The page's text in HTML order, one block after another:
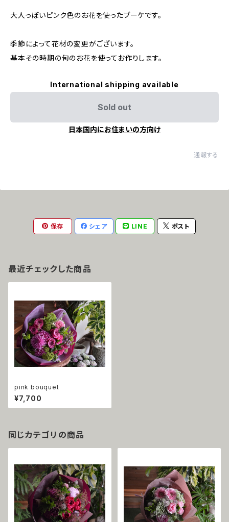
大人っぽいピンク色のお花を使ったブーケです。
季節によって花材の変更がございます。
基本その時期の旬のお花を使ってお作りします。
International shipping available
Sold out
日本国内にお住まいの方向け
通報する
保存 シェア LINE ポスト
最近チェックした商品
pink bouquet
¥7,700
同じカテゴリの商品